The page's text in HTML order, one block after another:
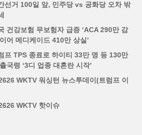
선거 100일 앞, 민주당 vs 공화당 오차 밖
건강보험 무보험자 급증 ‘ACA 290만 감
어 메디케이드 410만 상실’
프 TPS 종료로 하이티 33만 명 등 130만
국령 ‘3디 업종 대혼란 시작’
WKTV 워싱턴 뉴스투데이(트럼프 이
WKTV 핫이슈